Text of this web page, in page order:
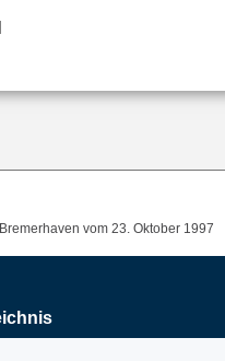
vom 23. Oktober 1997